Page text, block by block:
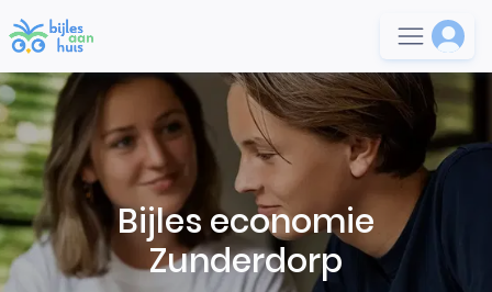
Bijles economie
Zunderdorp